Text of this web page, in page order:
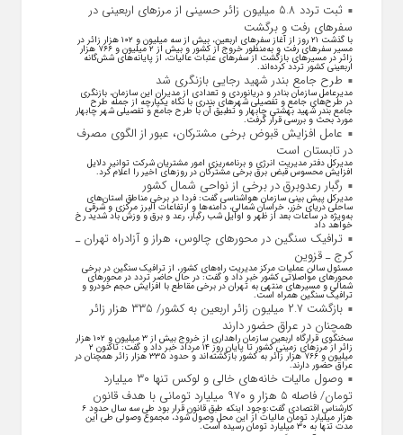
ثبت تردد ۵.۸ میلیون زائر حسینی از مرزهای اربعینی در
سفرهای رفت و برگشت
با گذشت ۲۱ روز از آغاز سفرهای اربعین، بیش از سه میلیون و ۱۰۲ هزار زائر در
مسیر سفرهای رفت و به‌منظور خروج از کشور و بیش از ۲ میلیون و ۷۶۶ هزار
زائر در مسیرهای بازگشت از سفرهای عتبات عالیات، از پایانه‌های شش‌گانه
اربعینی کشور تردد کرده‌اند.
طرح جامع بندر شهید رجایی بازنگری شد
مدیرعامل سازمان بنادر و دریانوردی و تعدادی از مدیران این سازمان، بازنگری
در طرح‌های جامع و تفصیلی شهر‌های بندری با نگاه یکپارچه از جمله طرح
جامع بندر شهید بهشتی چابهار و تطبیق آن با طرح جامع و تفصیلی شهر چابهار
مورد بحث و بررسی قرار گرفت.
عامل افزایش قبوض برخی مشترکان، عبور از الگوی مصرف
در تابستان است
مدیرکل دفتر مدیریت انرژی و برنامه‌ریزی امور مشتریان شرکت توانیر دلایل
افزایش محسوس قبض برق برخی مشترکان در روزهای اخیر را اعلام کرد.
رگبار رعدوبرق در برخی از نواحی شمال کشور
مدیرکل پیش بینی سازمان هواشناسی گفت: فردا در برخی مناطق استان‌های
ساحلی دریای خزر، خراسان شمالی، دامنه‌ها و ارتفاعات البرز مرکزی و شرقی
به‌ویژه در ساعات بعد از ظهر و اوایل شب رگبار، رعد و برق و وزش باد شدید رخ
خواهد داد
ترافیک سنگین در محورهای چالوس، هراز و آزادراه تهران ـ
کرج ـ قزوین
مسئول سالن عملیات مرکز مدیریت راه‌های کشور، از ترافیک سنگین در برخی
محورهای مواصلاتی کشور خبر داد و گفت: در حال حاضر تردد در محورهای
شمالی و مسیرهای منتهی به تهران در برخی مقاطع با افزایش حجم خودرو و
ترافیک سنگین همراه است.
بازگشت ۲.۷ میلیون زائر اربعین به کشور/ ۳۳۵ هزار زائر
همچنان در عراق حضور دارند
سخنگوی قرارگاه اربعین سازمان راهداری از خروج بیش از ۳ میلیون و ۱۰۲ هزار
زائر از مرز‌های زمینی کشور تا پایان روز ۱۴ مرداد خبر داد و گفت: تاکنون ۲
میلیون و ۷۶۶ هزار زائر به کشور بازگشته‌اند و حدود ۳۳۵ هزار زائر همچنان در
عراق حضور دارند.
وصول مالیات خانه‌های خالی و لوکس تنها ۳۰ میلیارد
تومان/ فاصله ۵ هزار و ۹۷۰ میلیارد تومانی با هدف قانون
کارشناس اقتصادی گفت:وجود اینکه طبق قانون قرار بود طی سه سال حدود ۶
هزار میلیارد تومان مالیات از این محل وصول شود، مجموع وصولی طی این
مدت تنها به ۳۰ میلیارد تومان رسیده است.